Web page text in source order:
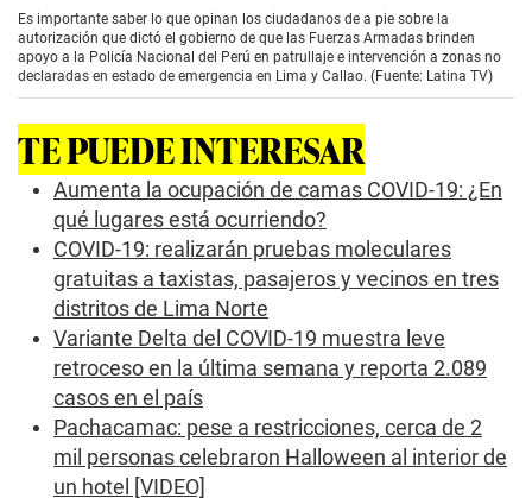
e
c
o
n
o
f
0
Es importante saber lo que opinan los ciudadanos de a pie sobre la
autorización que dictó el gobierno de que las Fuerzas Armadas brinden
apoyo a la Policía Nacional del Perú en patrullaje e intervención a zonas no
declaradas en estado de emergencia en Lima y Callao. (Fuente: Latina TV)
TE PUEDE INTERESAR
Aumenta la ocupación de camas COVID-19: ¿En
qué lugares está ocurriendo?
COVID-19: realizarán pruebas moleculares
gratuitas a taxistas, pasajeros y vecinos en tres
distritos de Lima Norte
Variante Delta del COVID-19 muestra leve
retroceso en la última semana y reporta 2.089
casos en el país
Pachacamac: pese a restricciones, cerca de 2
mil personas celebraron Halloween al interior de
un hotel [VIDEO]